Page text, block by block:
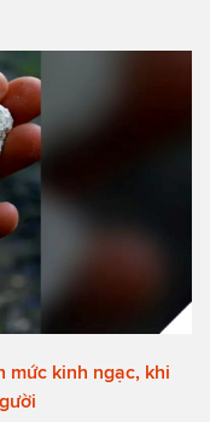
mức kinh ngạc, khi